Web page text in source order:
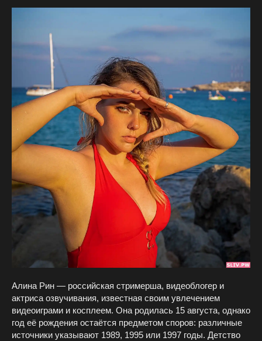
Алина Рин — российская стримерша, видеоблогер и
актриса озвучивания, известная своим увлечением
видеоиграми и косплеем. Она родилась 15 августа, однако
год её рождения остаётся предметом споров: различные
источники указывают 1989, 1995 или 1997 годы. Детство